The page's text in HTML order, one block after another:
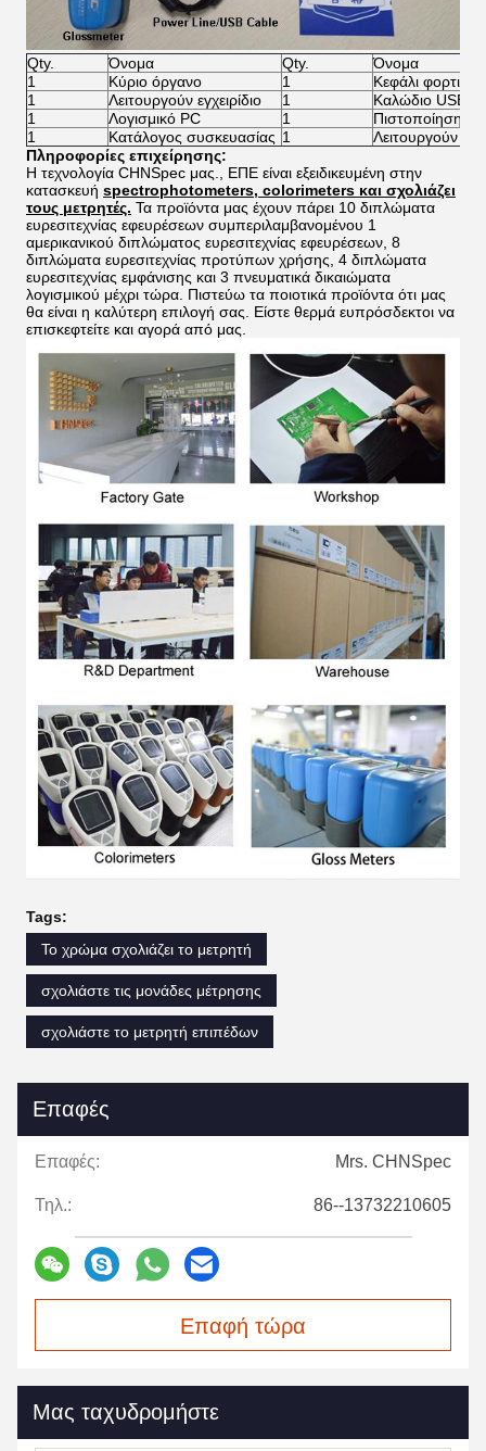
Qty. Όνομα Qty.
Όνομα
1
Κύριο όργανο 1
Κεφάλι
1
Λειτουργούν εγχειρίδιο 1
Καλώδιο USB
1
Λογισμικό PC 1
Πιστοποίηση
1
Κατάλογος συσκευασίας 1
Λειτουργούν
Πληροφορίες επιχείρησης:
Η τεχνολογία CHNSpec μας., ΕΠΕ είναι εξειδικευμένη στην
κατασκευή spectrophotometers, colorimeters και σχολιάζει
τους μετρητές. Τα προϊόντα μας έχουν πάρει 10 διπλώματα
ευρεσιτεχνίας εφευρέσεων συμπεριλαμβανομένου 1
αμερικανικού διπλώματος ευρεσιτεχνίας εφευρέσεων, 8
διπλώματα ευρεσιτεχνίας προτύπων χρήσης, 4 διπλώματα
ευρεσιτεχνίας εμφάνισης και 3 πνευματικά δικαιώματα
λογισμικού μέχρι τώρα. Πιστεύω τα ποιοτικά προϊόντα ότι μας
θα είναι η καλύτερη επιλογή σας. Είστε θερμά ευπρόσδεκτοι να
επισκεφτείτε και αγορά από μας.
Tags:
Το χρώμα σχολιάζει το μετρητή
σχολιάστε τις μονάδες μέτρησης
σχολιάστε το μετρητή επιπέδων
Επαφές
Επαφές: Mrs. CHNSpec
Τηλ.: 86--13732210605
Επαφή τώρα
Μας ταχυδρομήστε